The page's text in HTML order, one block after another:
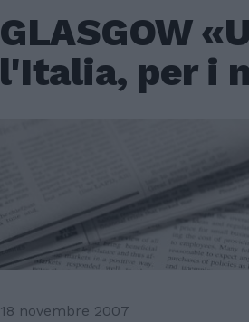
GLASGOW
l'Italia, per i
18 novembre 2007